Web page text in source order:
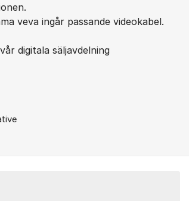
veva ingår passande videokabel.
digitala säljavdelning